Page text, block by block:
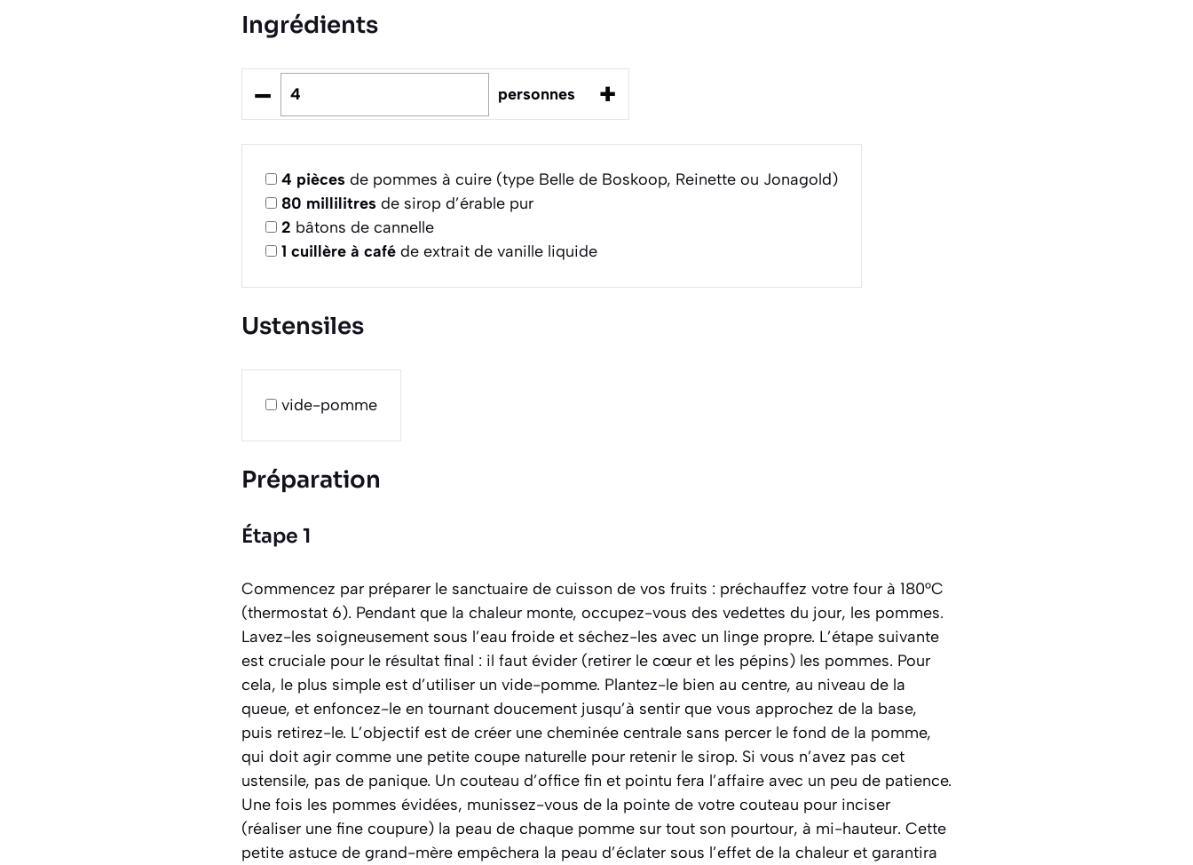
Ingrédients
– personnes +
4 pièces de pommes à cuire (type Belle de Boskoop, Reinette ou Jonagold)
80 millilitres de sirop d’érable pur
2 bâtons de cannelle
1 cuillère à café de extrait de vanille liquide
Ustensiles
vide-pomme
Préparation
Étape 1
Commencez par préparer le sanctuaire de cuisson de vos fruits : préchauffez votre four à 180°C
(thermostat 6). Pendant que la chaleur monte, occupez-vous des vedettes du jour, les pommes.
Lavez-les soigneusement sous l’eau froide et séchez-les avec un linge propre. L’étape suivante
est cruciale pour le résultat final : il faut évider (retirer le cœur et les pépins) les pommes. Pour
cela, le plus simple est d’utiliser un vide-pomme. Plantez-le bien au centre, au niveau de la
queue, et enfoncez-le en tournant doucement jusqu’à sentir que vous approchez de la base,
puis retirez-le. L’objectif est de créer une cheminée centrale sans percer le fond de la pomme,
qui doit agir comme une petite coupe naturelle pour retenir le sirop. Si vous n’avez pas cet
ustensile, pas de panique. Un couteau d’office fin et pointu fera l’affaire avec un peu de patience.
Une fois les pommes évidées, munissez-vous de la pointe de votre couteau pour inciser
(réaliser une fine coupure) la peau de chaque pomme sur tout son pourtour, à mi-hauteur. Cette
petite astuce de grand-mère empêchera la peau d’éclater sous l’effet de la chaleur et garantira